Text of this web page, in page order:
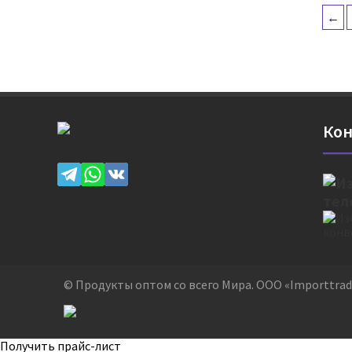
←
© Продукты оптом со всего Мира. ООО
Получить прайс-лист